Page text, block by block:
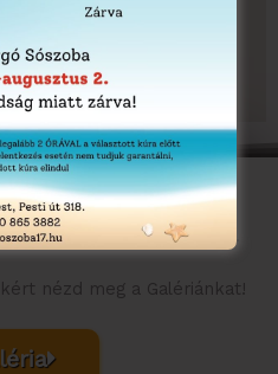
videón!
sóval való befújása.
nézd meg a Galériánkat!